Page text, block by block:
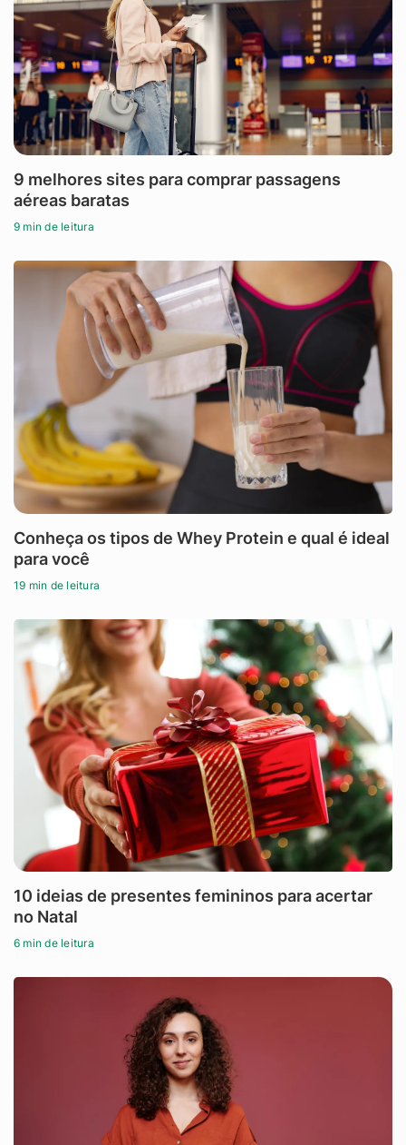
9 melhores sites para comprar passagens
aéreas baratas
9 min de leitura
Conheça os tipos de Whey Protein e qual é ideal
para você
19 min de leitura
10 ideias de presentes femininos para acertar
no Natal
6 min de leitura